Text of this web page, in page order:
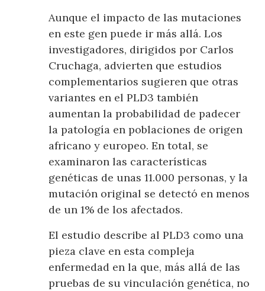
Aunque el impacto de las mutaciones
en este gen puede ir más allá. Los
investigadores, dirigidos por Carlos
Cruchaga, advierten que estudios
complementarios sugieren que otras
variantes en el PLD3 también
aumentan la probabilidad de padecer
la patología en poblaciones de origen
africano y europeo. En total, se
examinaron las características
genéticas de unas 11.000 personas, y la
mutación original se detectó en menos
de un 1% de los afectados.
El estudio describe al PLD3 como una
pieza clave en esta compleja
enfermedad en la que, más allá de las
pruebas de su vinculación genética, no